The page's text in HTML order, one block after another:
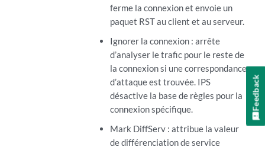
ferme la connexion et envoie un
paquet RST au client et au serveur.
Ignorer la connexion : arrête
d’analyser le trafic pour le reste de
la connexion si une correspondance
d’attaque est trouvée. IPS
désactive la base de règles pour la
connexion spécifique.
Mark DiffServ : attribue la valeur
de différenciation de service
Feedback